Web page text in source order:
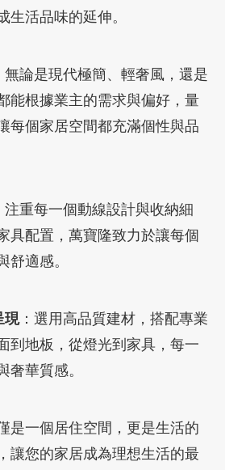
生活品味的延伸。
無論是現代極簡、輕奢風，還是
能根據業主的需求與偏好，量
每個家居空間都充滿個性與品
注重每一個動線設計與收納細
具配置，萬寶隆致力於讓每個
舒適感。
現：選用高品質建材，搭配專業
到地板，從燈光到家具，每一
奢華質感。
是一個居住空間，更是生活的
讓您的家居成為理想生活的最